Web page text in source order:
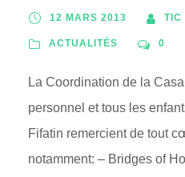
12 MARS 2013 TIC
ACTUALITÉS 0
La Coordination de la
personnel et tous les
Fifatin remercient de tout
notamment: – Bridges of